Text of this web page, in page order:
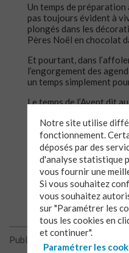
Un temps de préparation
pas toujours évident à
plongés dans les
Pères Noël en chocolat
Et pourtant, dans
l’engorgement des
un temps simplement
Le temps de l’Avent dit
quelque chose à
Le temps de l’Avent est
quelqu’un vient pour
habiter notre monde,
Bon temps de l’Avent!
Publié le 30/11/2015
Notre site utilise
fonctionnement.
déposés par des
d'analyse statistique
vous fournir une
Si vous souhaitez
vous souhaitez
sur "Paramétrer les
tous les cookies en
et continuer".
Paramétrer les